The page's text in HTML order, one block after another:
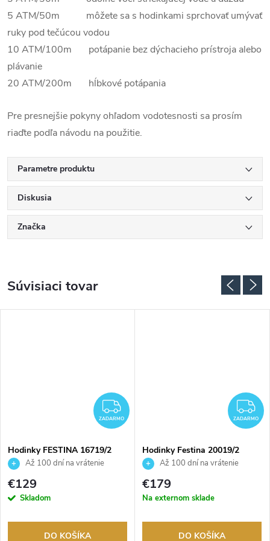
5 ATM/50m môžete sa s hodinkami sprchovať umývať
ruky pod tečúcou vodou
10 ATM/100m potápanie bez dýchacieho prístroja alebo
plávanie
20 ATM/200m hĺbkové potápania
Pre presnejšie pokyny ohľadom vodotesnosti sa prosím
riaďte podľa návodu na použitie.
Parametre produktu
Diskusia
Značka
Súvisiaci tovar
ZADARMO
ZADARMO
Hodinky FESTINA 16719/2
Až 100 dní na vrátenie
tovaru. Autorizovaný predajca.
€129
Skladom
DO KOŠÍKA
ZADARMO
Hodinky Festina 20019/2
Až 100 dní na vrátenie
tovaru. Autorizovaný predajca.
€179
Na externom sklade
DO KOŠÍKA